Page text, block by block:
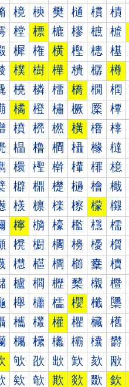
樈 樉 樊 樋 樌 樍
樘 標 樚 樛 樜 樝
樨 権 横 樫 樬 樭
樸 樹 樺 樻 樼 樽
橈 橉 橊 橋 橌 橍
橘 橙 橚 橛 橜 橝
橨 橩 橪 橫 橬 橭
橸 橹 橺 橻 橼 橽
檈 檉 檊 檋 檌 檍
檘 檙 檚 檛 檜 檝
檨 檩 檪 檫 檬 檭
檸 檹 檺 檻 檼 檽
櫈 櫉 櫊 櫋 櫌 櫍
櫘 櫙 櫚 櫛 櫜 櫝
櫨 櫩 櫪 櫫 櫬 櫭
櫸 櫹 櫺 櫻 櫼 櫽
欈 欉 權 欋 欌 欍
欘 欙 欚 欛 欜 欝
欨 欩 欪 欫 欬 欭
欸 欹 欺 欻 欼 欽